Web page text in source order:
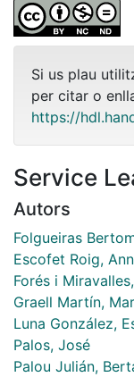
Si us plau
per citar o
https://
Service
Autors
Folgueiras
Escofet Roig,
Forés i
Graell Martín,
Luna González,
Palos, José
Palou Julián,